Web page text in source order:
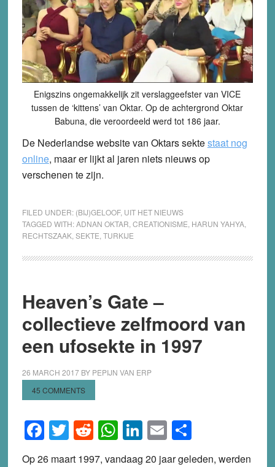
Enigszins ongemakkelijk zit verslaggeefster van VICE
tussen de ‘kittens’ van Oktar. Op de achtergrond Oktar
Babuna, die veroordeeld werd tot 186 jaar.
De Nederlandse website van Oktars sektestaat nog
online, maar er lijkt al jaren niets nieuws op
verschenen te zijn.
FILED UNDER: (BIJ)GELOOF, UIT HET NIEUWS
TAGGED WITH:ADNAN OKTAR CREATIONISME HARUN YAHYA,
RECHTSZAAK, SEKTE TURKIJE
Heaven’s Gate –
collectieve zelfmoord van
een ufosekte in 1997
26 MARCH 2017BY PEPIJN VAN ERP
45 COMMENTS
Facebook
Twitter
Reddit
WhatsApp
LinkedIn
EmailShare
Op 26 maart 1997, vandaag 20 jaar geleden, werden